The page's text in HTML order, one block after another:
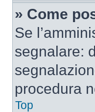
» Come
Se
segnalare:
procedura
Top